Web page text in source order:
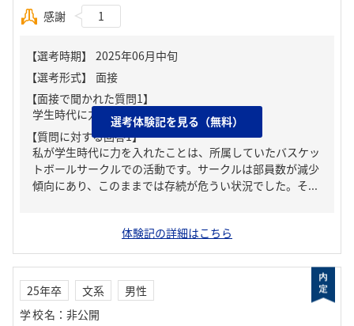
感謝
1
【面接で聞かれた質問1】
学生時代に力を入れたこと
【質問に対する回答1】
私が学生時代に力を入れたことは、所属していたバスケッ
トボールサークルでの活動です。サークルは部員数が減少
傾向にあり、このままでは存続が危うい状況でした。そ...
選考体験記を見る（無料）
体験記の詳細はこちら
25年卒 文系
男性
学校名 ： 非公開